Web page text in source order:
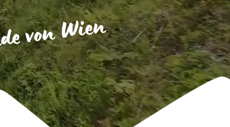
von Wien